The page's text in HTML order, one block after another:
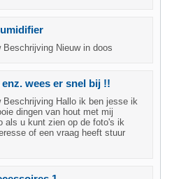
Beschrijving Nieuw in doos
wees er snel bij !!
Beschrijving Hallo ik ben jesse ik
dingen van hout met mij
als u kunt zien op de foto's ik
of een vraag heeft stuur